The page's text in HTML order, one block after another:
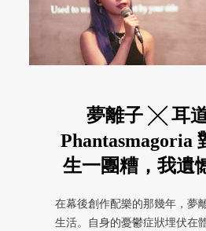
夢離子 ╳ 耳
Phantasmagoria
生一團糟，我遺
在幕後創作配樂的那幾年，夢
生活。自身的憂鬱症狀埋伏在